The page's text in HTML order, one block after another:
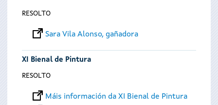
RESOLTO
Sara Vila Alonso, gañadora
XI Bienal de Pintura
RESOLTO
Máis información da XI Bienal de Pintura